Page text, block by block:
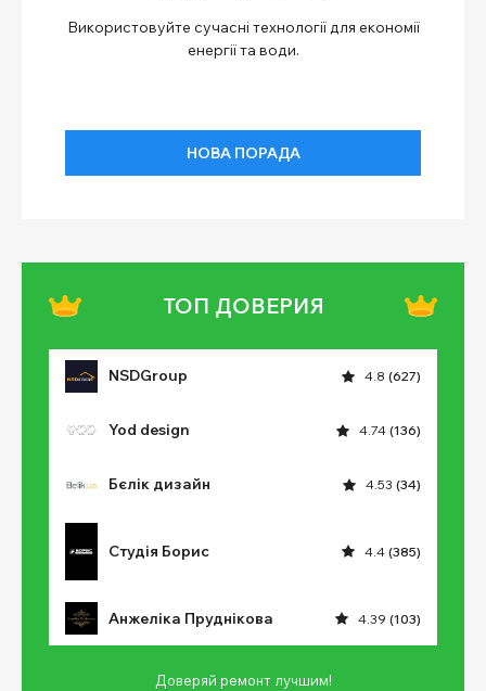
Використовуйте сучасні технології для економії
енергії та води.
НОВА ПОРАДА
ТОП ДОВЕРИЯ
NSDGroup 4.8 (627)
Yod design 4.74 (136)
Бєлік дизайн 4.53 (34)
Студія Борис 4.4 (385)
Анжеліка Пруднікова 4.39 (103)
Доверяй ремонт лучшим!